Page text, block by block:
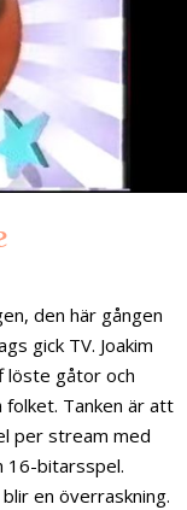
den här gången
gick TV. Joakim
löste gåtor och
folket. Tanken är att
per stream med
16-bitarsspel.
en överraskning.